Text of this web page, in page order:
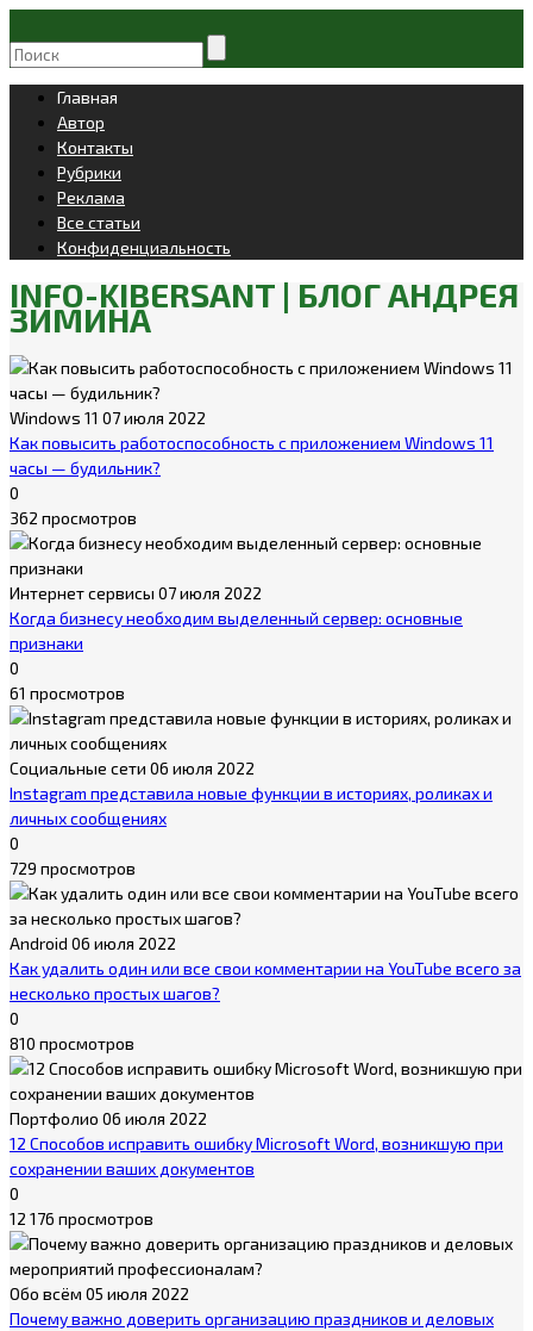
Главная
Автор
Контакты
Рубрики
Реклама
Все статьи
Конфиденциальность
INFO-KIBERSANT | БЛОГ АНДРЕЯ
ЗИМИНА
Windows 11 07 июля 2022
Как повысить работоспособность с приложением Windows 11
часы — будильник?
0
362 просмотров
Интернет сервисы 07 июля 2022
Когда бизнесу необходим выделенный сервер: основные
признаки
0
61 просмотров
Социальные сети 06 июля 2022
Instagram представила новые функции в историях, роликах и
личных сообщениях
0
729 просмотров
Android 06 июля 2022
Как удалить один или все свои комментарии на YouTube всего за
несколько простых шагов?
0
810 просмотров
Портфолио 06 июля 2022
12 Способов исправить ошибку Microsoft Word, возникшую при
сохранении ваших документов
0
12 176 просмотров
Обо всём 05 июля 2022
Почему важно доверить организацию праздников и деловых